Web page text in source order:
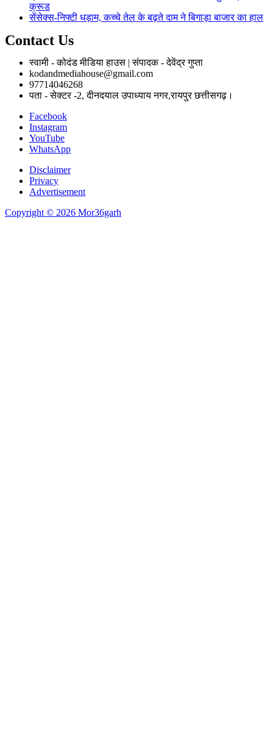
क्रूड
सेंसेक्स-निफ्टी धड़ाम, कच्चे तेल के बढ़ते दाम ने बिगाड़ा बाजार का हाल
Contact Us
स्वामी - कोदंड मीडिया हाउस | संपादक - देवेंद्र गुप्ता
kodandmediahouse@gmail.com
97714046268
पता - सेक्टर -2, दीनदयाल उपाध्याय नगर,रायपुर छत्तीसगढ़।
Facebook
Instagram
YouTube
WhatsApp
Disclaimer
Privacy
Advertisement
Copyright © 2026 Mor36garh